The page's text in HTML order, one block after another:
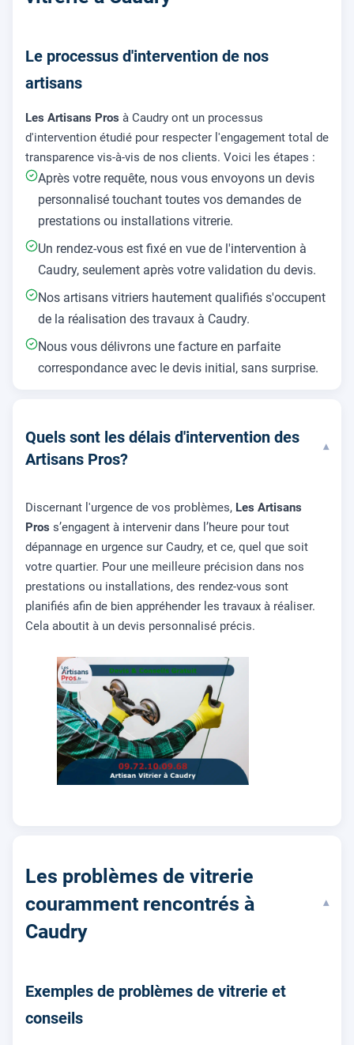
Le processus d'intervention de nos
artisans
Les Artisans Pros à Caudry ont un processus
d'intervention étudié pour respecter l'engagement total de
transparence vis-à-vis de nos clients. Voici les étapes :
Après votre requête, nous vous envoyons un devis
personnalisé touchant toutes vos demandes de
prestations ou installations vitrerie.
Un rendez-vous est fixé en vue de l'intervention à
Caudry, seulement après votre validation du devis.
Nos artisans vitriers hautement qualifiés s'occupent
de la réalisation des travaux à Caudry.
Nous vous délivrons une facture en parfaite
correspondance avec le devis initial, sans surprise.
Quels sont les délais d'intervention des
Artisans Pros?
▾
Discernant l'urgence de vos problèmes, Les Artisans
Pros s’engagent à intervenir dans l’heure pour tout
dépannage en urgence sur Caudry, et ce, quel que soit
votre quartier. Pour une meilleure précision dans nos
prestations ou installations, des rendez-vous sont
planifiés afin de bien appréhender les travaux à réaliser.
Cela aboutit à un devis personnalisé précis.
Les problèmes de vitrerie
couramment rencontrés à
Caudry
▾
Exemples de problèmes de vitrerie et
conseils